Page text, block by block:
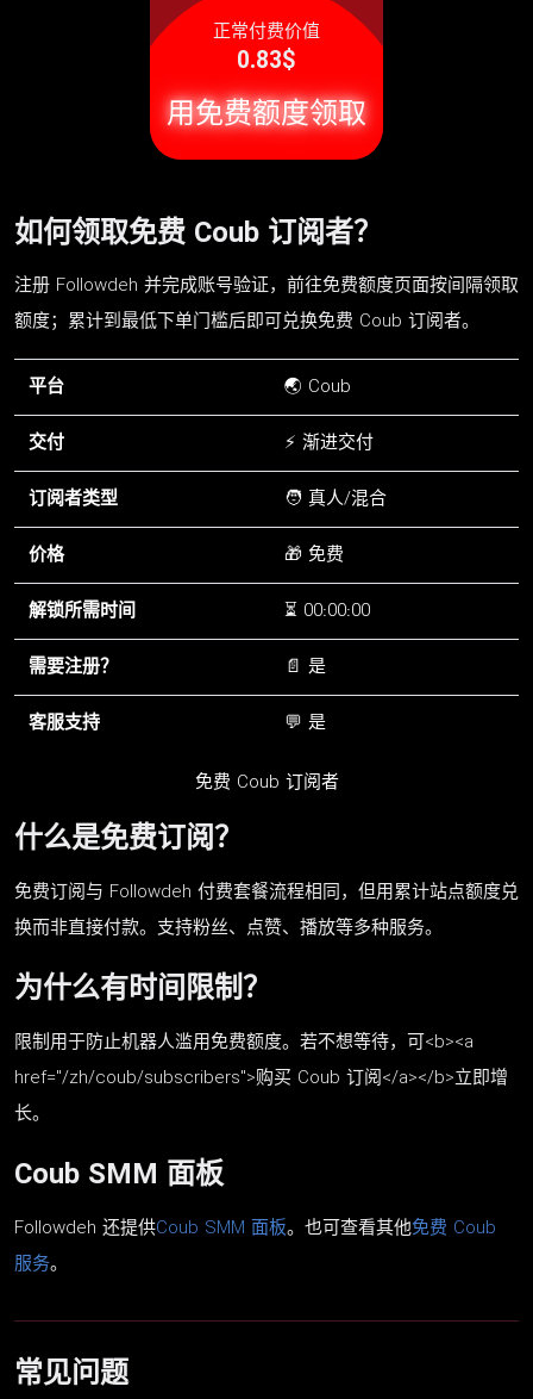
正常付费价值
0.83$
用免费额度领取
如何领取免费 Coub 订阅者？
注册 Followdeh 并完成账号验证，前往免费额度页面按间隔领取
额度；累计到最低下单门槛后即可兑换免费 Coub 订阅者。
平台
🌏 Coub
交付
⚡ 渐进交付
订阅者类型
🧑 真人/混合
价格
🎁 免费
解锁所需时间
⏳ 00:00:00
需要注册？
📄 是
客服支持
💬 是
免费 Coub 订阅者
什么是免费订阅？
免费订阅与 Followdeh 付费套餐流程相同，但用累计站点额度兑
换而非直接付款。支持粉丝、点赞、播放等多种服务。
为什么有时间限制？
限制用于防止机器人滥用免费额度。若不想等待，可<b><a
href="/zh/coub/subscribers">购买 Coub 订阅</a></b>立即增
长。
Coub SMM 面板
Followdeh 还提供Coub SMM 面板。也可查看其他免费 Coub
服务。
常见问题